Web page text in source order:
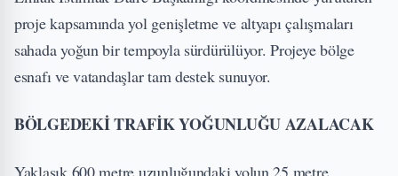
proje kapsamında yol genişletme ve altyapı çalışmaları
sahada yoğun bir tempoyla sürdürülüyor. Projeye bölge
esnafı ve vatandaşlar tam destek sunuyor.
BÖLGEDEKİ TRAFİK YOĞUNLUĞU AZALACAK
Yaklaşık 600 metre uzunluğundaki yolun 25 metre